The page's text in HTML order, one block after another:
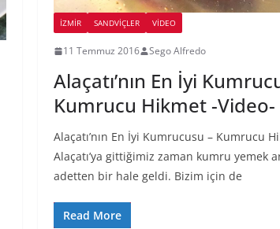
İZMIR SANDVIÇLER VIDEO
11 Temmuz 2016 Sego Alfredo
Alaçatı’nın En İyi
Kumrucu Hikmet -Video-
Alaçatı’nın En İyi Kumrucusu – Kumrucu
Alaçatı’ya gittiğimiz zaman kumru yemek
adetten bir hale geldi. Bizim için de
Read More